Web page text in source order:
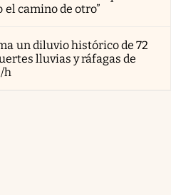
camino de otro”
un diluvio histórico de 72
lluvias y ráfagas de
h